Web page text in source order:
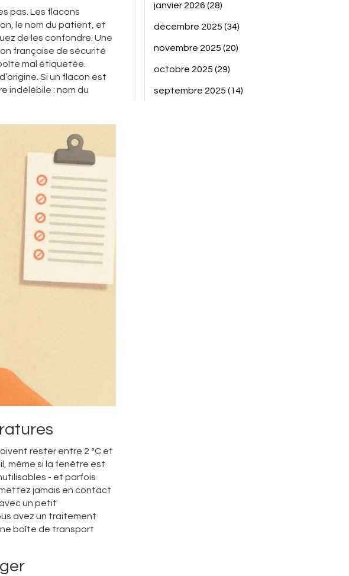
pas. Les flacons
le nom du patient, et
de les confondre. Une
française de sécurité
mal étiquetée.
Si un flacon est
indélébile : nom du
rester entre 2 °C et
même si la fenêtre est
- et parfois
jamais en contact
un petit
avez un traitement
boîte de transport
janvier 2026 (28)
décembre 2025 (34)
novembre 2025 (20)
octobre 2025 (29)
septembre 2025 (14)